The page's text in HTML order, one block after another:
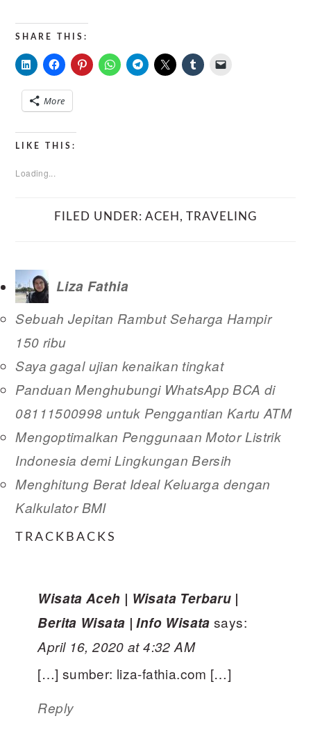
SHARE THIS:
More
LIKE THIS:
Loading...
FILED UNDER: ACEH , TRAVELING
Liza Fathia
Sebuah Jepitan Rambut Seharga Hampir
150 ribu
Saya gagal ujian kenaikan tingkat
Panduan Menghubungi WhatsApp BCA di
08111500998 untuk Penggantian Kartu ATM
Mengoptimalkan Penggunaan Motor Listrik
Indonesia demi Lingkungan Bersih
Menghitung Berat Ideal Keluarga dengan
Kalkulator BMI
READER
TRACKBACKS
Wisata Aceh | Wisata Terbaru |
Berita Wisata | Info Wisata says:
April 16, 2020 at 4:32 AM
[…] sumber: liza-fathia.com […]
Reply